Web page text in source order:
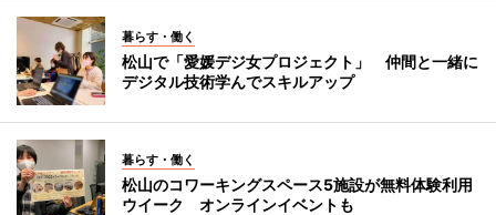
暮らす・働く
松山で「愛媛デジ女プロジェクト」 仲間と一緒に
デジタル技術学んでスキルアップ
暮らす・働く
松山のコワーキングスペース5施設が無料体験利用
ウイーク オンラインイベントも